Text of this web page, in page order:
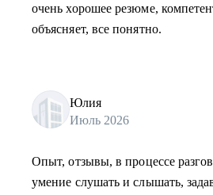
очень хорошее резюме,
объясняет, все понятно.
Юлия
Июль 2026
Опыт, отзывы, в процессе
умение слушать и слышать,